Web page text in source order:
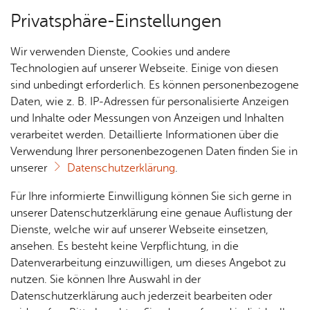
Über­sicht Bür­ger & Stadt
Rat­
haus &
Bür­
ger­
ser­vice
Rat­
häu­ser
Nach­
rich­
ten,
Vi­de­os
& Bil­
der
Me­di­
Jobs
Stel­
len­an­
ge­bo­te
Aus­bil­
dung &
Stu­di­
Bauen
& Um­
welt
Geo­
da­ten
Ge­
sund­
heit &
kum
Tou­ris­mus
Vor­le­sen
Ver­an­stal­tungs­tipps
Alle Termine finden Sie unter
kalender.friedrichshafen.de
Sams­tag, 03. Ok­to­ber 2026
, Kul­tur­raum Ca­si­no im Kul­tur­haus Ca­
ser­ne
TOP Luan Come­dy Show 3.0 - glaub halt net
Privatsphäre-Einstellungen
Wir verwenden Dienste, Cookies und andere
Technologien auf unserer Webseite. Einige von diesen
sind unbedingt erforderlich. Es können personenbezogene
Daten, wie z. B. IP-Adressen für personalisierte Anzeigen
und Inhalte oder Messungen von Anzeigen und Inhalten
verarbeitet werden. Detaillierte Informationen über die
Verwendung Ihrer personenbezogenen Daten finden Sie in
unserer
Datenschutzerklärung.
Für Ihre informierte Einwilligung können Sie sich gerne in
unserer Datenschutzerklärung eine genaue Auflistung der
Dienste, welche wir auf unserer Webseite einsetzen,
ansehen. Es besteht keine Verpflichtung, in die
Datenverarbeitung einzuwilligen, um dieses Angebot zu
nutzen. Sie können Ihre Auswahl in der
Datenschutzerklärung auch jederzeit bearbeiten oder